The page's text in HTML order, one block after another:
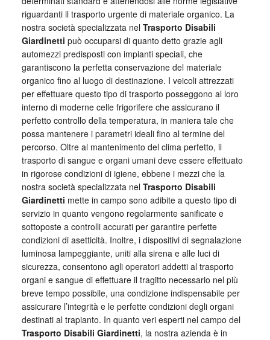
riguardanti il trasporto urgente di materiale organico. La
nostra società specializzata nel Trasporto Disabili
Giardinetti può occuparsi di quanto detto grazie agli
automezzi predisposti con impianti speciali, che
garantiscono la perfetta conservazione del materiale
organico fino al luogo di destinazione. I veicoli attrezzati
per effettuare questo tipo di trasporto posseggono al loro
interno di moderne celle frigorifere che assicurano il
perfetto controllo della temperatura, in maniera tale che
possa mantenere i parametri ideali fino al termine del
percorso. Oltre al mantenimento del clima perfetto, il
trasporto di sangue e organi umani deve essere effettuato
in rigorose condizioni di igiene, ebbene i mezzi che la
nostra società specializzata nel Trasporto Disabili
Giardinetti mette in campo sono adibite a questo tipo di
servizio in quanto vengono regolarmente sanificate e
sottoposte a controlli accurati per garantire perfette
condizioni di asetticità. Inoltre, i dispositivi di segnalazione
luminosa lampeggiante, uniti alla sirena e alle luci di
sicurezza, consentono agli operatori addetti al trasporto
organi e sangue di effettuare il tragitto necessario nel più
breve tempo possibile, una condizione indispensabile per
assicurare l’integrità e le perfette condizioni degli organi
destinati al trapianto. In quanto veri esperti nel campo del
Trasporto Disabili Giardinetti, la nostra azienda è in